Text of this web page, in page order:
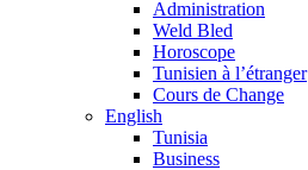
Administration
Weld Bled
Horoscope
Tunisien à l’étranger
Cours de Change
English
Tunisia
Business